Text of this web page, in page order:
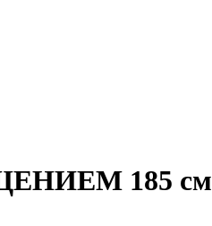
185 см